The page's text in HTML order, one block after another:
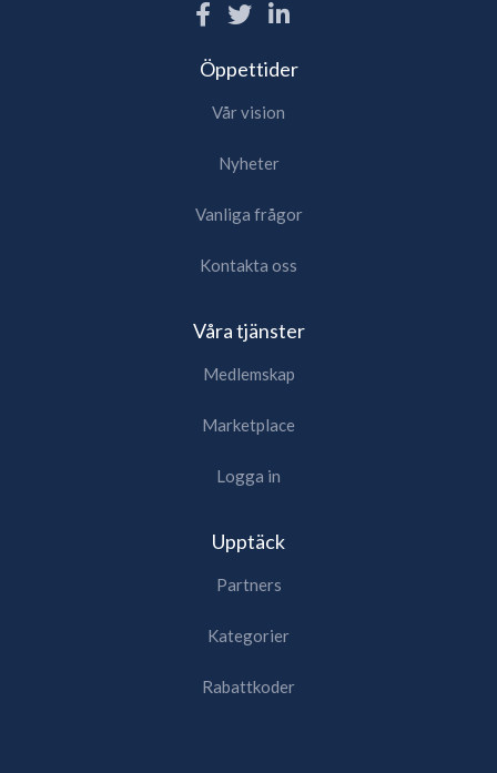
Öppettider
Vår vision
Nyheter
Vanliga frågor
Kontakta oss
Våra tjänster
Medlemskap
Marketplace
Logga in
Upptäck
Partners
Kategorier
Rabattkoder